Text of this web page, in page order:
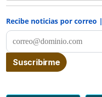
Recibe noticias por correo |